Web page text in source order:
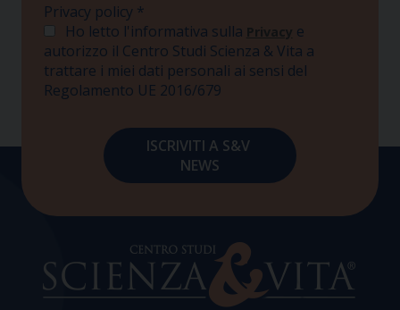
Privacy policy *
Ho letto l'informativa sulla Privacy e
autorizzo il Centro Studi Scienza & Vita a
trattare i miei dati personali ai sensi del
Regolamento UE 2016/679